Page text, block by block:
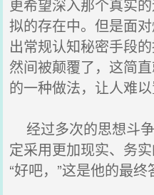
更希望深入那个真实
拟的存在中。但是面
出常规认知秘密手段
然间被颠覆了，这简
的一种做法，让人难以
经过多次的思想斗
定采用更加现实、务
“好吧，”这是他的最终